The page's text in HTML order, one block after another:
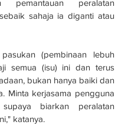
pemantauan peralatan
sahaja ia diganti atau
(pembinaan lebuh
semua (isu) ini dan terus
bukan hanya baiki dan
Minta kerjasama pengguna
biarkan peralatan
katanya.